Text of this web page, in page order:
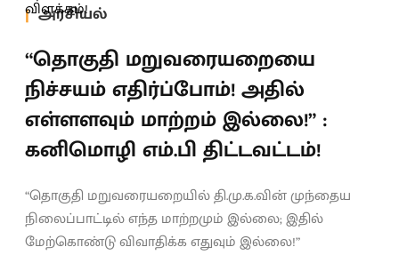
அரசியல்
“தொகுதி மறுவரையறையை
நிச்சயம் எதிர்ப்போம்! அதில்
எள்ளளவும் மாற்றம் இல்லை!” :
கனிமொழி எம்.பி திட்டவட்டம்!
“தொகுதி மறுவரையறையில் தி.மு.க.வின் முந்தைய
நிலைப்பாட்டில் எந்த மாற்றமும் இல்லை; இதில்
மேற்கொண்டு விவாதிக்க எதுவும் இல்லை!”